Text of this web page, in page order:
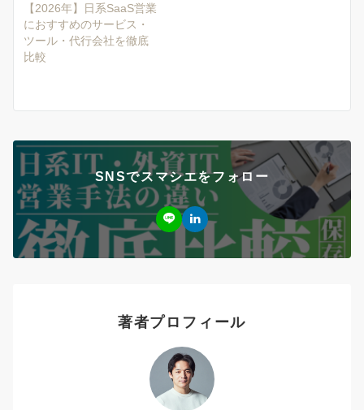
【2026年】日系SaaS営業
におすすめのサービス・
ツール・代行会社を徹底
比較
SNSでスマシエをフォロー
著者プロフィール